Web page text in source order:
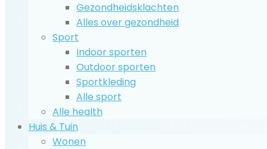
Gezondheidsklachten
Alles over gezondheid
Sport
Indoor sporten
Outdoor sporten
Sportkleding
Alle sport
Alle health
Huis & Tuin
Wonen